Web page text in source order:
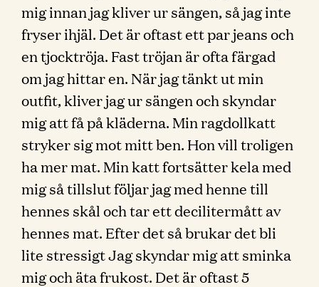
mig innan jag kliver ur sängen, så jag inte
fryser ihjäl. Det är oftast ett par jeans och
en tjocktröja. Fast tröjan är ofta färgad
om jag hittar en. När jag tänkt ut min
outfit, kliver jag ur sängen och skyndar
mig att få på kläderna. Min ragdollkatt
stryker sig mot mitt ben. Hon vill troligen
ha mer mat. Min katt fortsätter kela med
mig så tillslut följar jag med henne till
hennes skål och tar ett decilitermått av
hennes mat. Efter det så brukar det bli
lite stressigt Jag skyndar mig att sminka
mig och äta frukost. Det är oftast 5